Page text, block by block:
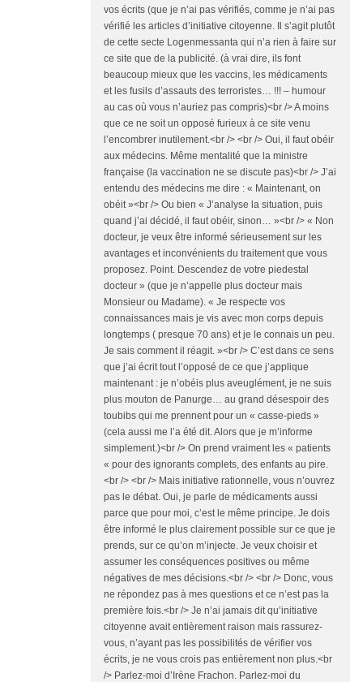
vos écrits (que je n’ai pas vérifiés, comme je n’ai pas
vérifié les articles d’initiative citoyenne. Il s’agit plutôt
de cette secte Logenmessanta qui n’a rien à faire sur
ce site que de la publicité. (à vrai dire, ils font
beaucoup mieux que les vaccins, les médicaments
et les fusils d’assauts des terroristes… !!! – humour
au cas où vous n’auriez pas compris)<br /> A moins
que ce ne soit un opposé furieux à ce site venu
l’encombrer inutilement.<br /> <br /> Oui, il faut obéir
aux médecins. Même mentalité que la ministre
française (la vaccination ne se discute pas)<br /> J’ai
entendu des médecins me dire : « Maintenant, on
obéit »<br /> Ou bien « J’analyse la situation, puis
quand j’ai décidé, il faut obéir, sinon… »<br /> « Non
docteur, je veux être informé sérieusement sur les
avantages et inconvénients du traitement que vous
proposez. Point. Descendez de votre piedestal
docteur » (que je n’appelle plus docteur mais
Monsieur ou Madame). « Je respecte vos
connaissances mais je vis avec mon corps depuis
longtemps ( presque 70 ans) et je le connais un peu.
Je sais comment il réagit. »<br /> C’est dans ce sens
que j’ai écrit tout l’opposé de ce que j’applique
maintenant : je n’obéis plus aveuglément, je ne suis
plus mouton de Panurge… au grand désespoir des
toubibs qui me prennent pour un « casse-pieds »
(cela aussi me l’a été dit. Alors que je m’informe
simplement.)<br /> On prend vraiment les « patients
« pour des ignorants complets, des enfants au pire.
<br /> <br /> Mais initiative rationnelle, vous n’ouvrez
pas le débat. Oui, je parle de médicaments aussi
parce que pour moi, c’est le même principe. Je dois
être informé le plus clairement possible sur ce que je
prends, sur ce qu’on m’injecte. Je veux choisir et
assumer les conséquences positives ou même
négatives de mes décisions.<br /> <br /> Donc, vous
ne répondez pas à mes questions et ce n’est pas la
première fois.<br /> Je n’ai jamais dit qu’initiative
citoyenne avait entièrement raison mais rassurez-
vous, n’ayant pas les possibilités de vérifier vos
écrits, je ne vous crois pas entièrement non plus.<br
/> Parlez-moi d’Irène Frachon. Parlez-moi du